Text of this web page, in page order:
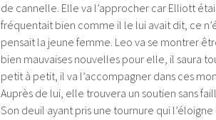
de cannelle. Elle va l’approcher car Elliott
fréquentait bien comme il le lui avait dit, ce
pensait la jeune femme. Leo va se montrer
bien mauvaises nouvelles pour elle, il saura
petit à petit, il va l’accompagner dans ces
Auprès de lui, elle trouvera un soutien sans
Son deuil ayant pris une tournure qui